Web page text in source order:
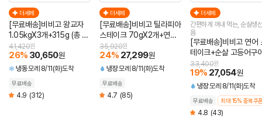
더세페
[무료배송]비비고 왕교자
1.05kgX3개+315g (총 4
개)
26% 30,650원
41,420원
냉동 모레 8/11(화)도착
무료배송
4.9 (312)
더세페
[무료배송]비비고 틸라피아
스테이크 70gX2개+연어
스테이크 60gX2개 (총 4
개)
24% 27,299원
35,920원
냉장 모레 8/11(화)도착
무료배송
4.7 (85)
더세페
간편하게 꺼내 먹는, 순살생
음
[무료배송]비비고 연어
테이크+순살 고등어구
+순살 삼치구이+순살
미구이+순살 임연수구
60g (총 5개)
19% 27,054원
33,400원
냉장 모레 8/11(화)도착
무료배송 최대 15% 중복쿠
4.8 (43)